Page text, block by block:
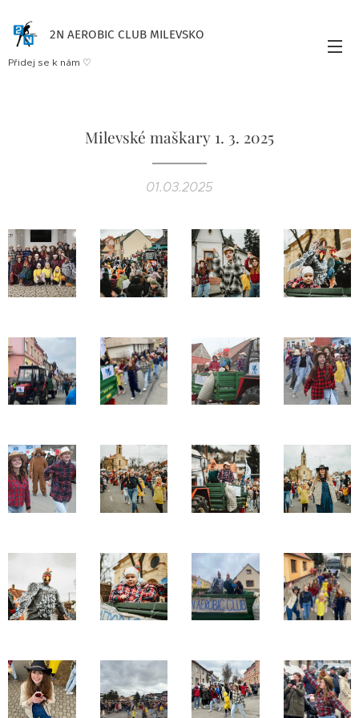
2N AEROBIC CLUB MILEVSKO
Přidej se k nám ♡
Milevské maškary 1. 3. 2025
01.03.2025